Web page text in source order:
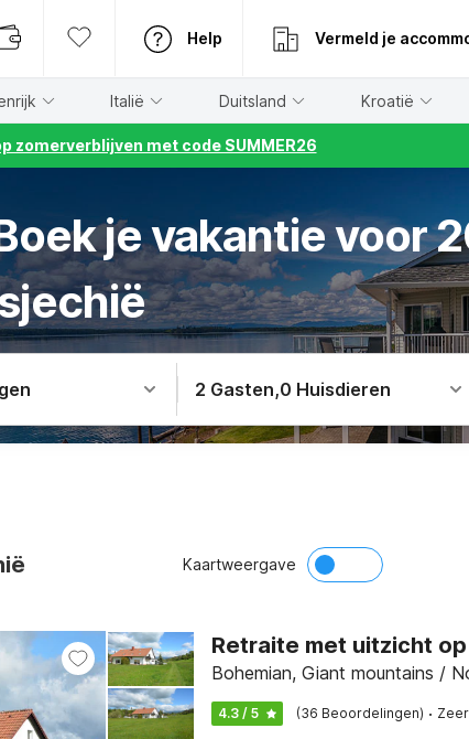
Help Vermeld je
Italië Duitsland Kroatië
zomerverblijven met code SUMMER26
je vakantie voor
2 Gasten,0 Huisdieren
Kaartweergave
Retraite met uitzicht
Bohemian, Giant mountains /
4.3 / 5 (36 Beoordelingen) ·